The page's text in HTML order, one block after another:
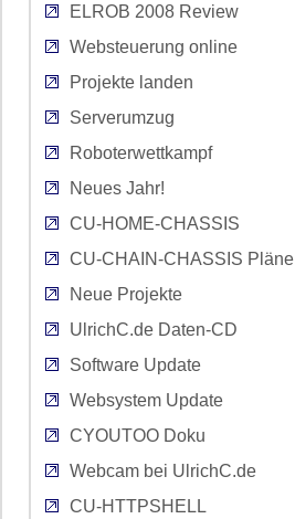
ELROB 2008 Review
Websteuerung online
Projekte landen
Serverumzug
Roboterwettkampf
Neues Jahr!
CU-HOME-CHASSIS
CU-CHAIN-CHASSIS Pläne
Neue Projekte
UlrichC.de Daten-CD
Software Update
Websystem Update
CYOUTOO Doku
Webcam bei UlrichC.de
CU-HTTPSHELL